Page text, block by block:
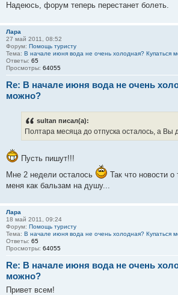
Надеюсь, форум теперь перестанет болеть.
Лара
27 май 2011, 08:52
Форум: Помощь туристу
Тема: В начале июня вода не очень холодная? Купаться
Ответы: 65
Просмотры: 64055
Re: В начале июня вода не очень
можно?
sultan писал(а):
Полтара месяца до отпуска осталось, а Вы
Пусть пишут!!!
Мне 2 недели осталось
Так что новости
меня как бальзам на душу...
Лара
18 май 2011, 09:24
Форум: Помощь туристу
Тема: В начале июня вода не очень холодная? Купаться
Ответы: 65
Просмотры: 64055
Re: В начале июня вода не очень
можно?
Привет всем!